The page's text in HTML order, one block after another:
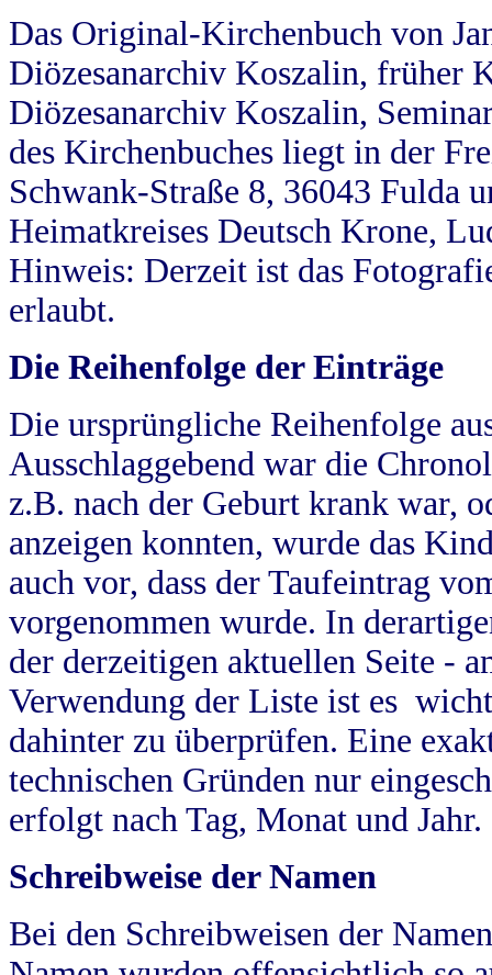
Das Original-Kirchenbuch von
Diözesanarchiv Koszalin, früher
Diözesanarchiv Koszalin,
des Kirchenbuches liegt in der
Schwank-Straße 8, 36043 Fulda
Heimatkreises Deutsch Krone,
Hinweis: Derzeit ist das
erlaubt.
Die Reihenfolge der Einträge
Die ursprüngliche Reihenfolge
Ausschlaggebend war die
z.B. nach der Geburt krank war,
anzeigen konnten, wurde das
auch vor, dass der Taufeintrag
vorgenommen wurde. In
der derzeitigen aktuellen Seite -
Verwendung der Liste ist es
dahinter zu überprüfen. Eine
technischen Gründen nur
erfolgt nach Tag, Monat und Jahr.
Schreibweise der Namen
Bei den Schreibweisen der